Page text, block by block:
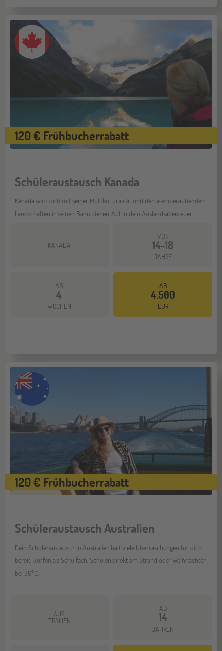
120 € Frühbucherrabatt
Schüleraustausch Kanada
Kanada wird dich mit seiner Multikulturalität und den atemberaubenden
Landschaften in seinen Bann ziehen. Auf in dein Auslandsabenteuer!
KANADA
VON
14-18
JAHRE
AB
4
WOCHEN
AB
4.500
EUR
120 € Frühbucherrabatt
Schüleraustausch Australien
Dein Schüleraustausch in Australien hält viele Überraschungen für dich
bereit: Surfen als Schulfach, Schulen direkt am Strand oder Weihnachten
bei 30°C.
AUS
TRALIEN
AB
14
JAHREN